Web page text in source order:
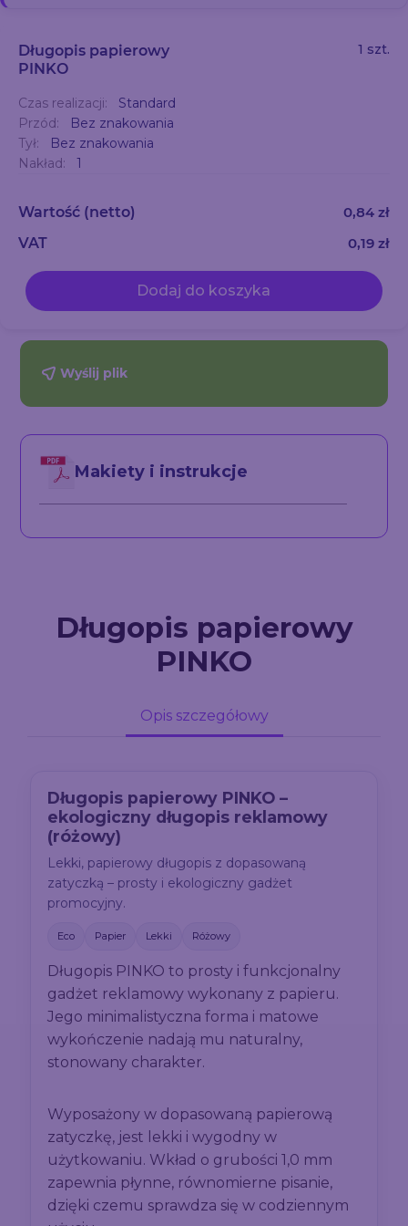
Długopis papierowy
PINKO
1 szt.
Czas realizacji:
Standard
Przód:
Bez znakowania
Tył:
Bez znakowania
Nakład:
1
Wartość (netto)
0,84 zł
VAT
0,19 zł
Dodaj do koszyka
Wyślij plik
Makiety i instrukcje
Długopis papierowy
PINKO
Opis szczegółowy
Długopis papierowy PINKO –
ekologiczny długopis reklamowy
(różowy)
Lekki, papierowy długopis z dopasowaną
zatyczką – prosty i ekologiczny gadżet
promocyjny.
Eco Papier Lekki Różowy
Długopis PINKO to prosty i funkcjonalny
gadżet reklamowy wykonany z papieru.
Jego minimalistyczna forma i matowe
wykończenie nadają mu naturalny,
stonowany charakter.
Wyposażony w dopasowaną papierową
zatyczkę, jest lekki i wygodny w
użytkowaniu. Wkład o grubości 1,0 mm
zapewnia płynne, równomierne pisanie,
dzięki czemu sprawdza się w codziennym